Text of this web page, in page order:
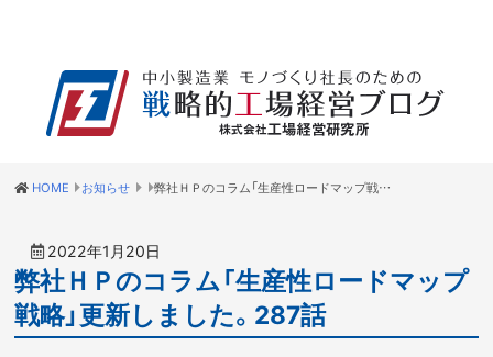
HOME お知らせ 弊社ＨＰのコラム「生産性ロードマップ戦略」更新しました。287話
2022年1月20日
弊社ＨＰのコラム「生産性ロードマップ
戦略」更新しました。287話